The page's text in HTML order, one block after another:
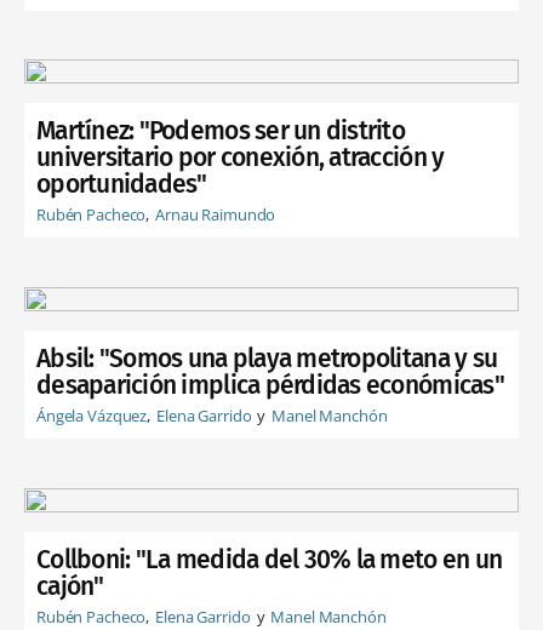
Martínez: "Podemos ser un distrito
universitario por conexión, atracción y
oportunidades"
Rubén Pacheco Arnau Raimundo
Absil: "Somos una playa metropolitana y su
desaparición implica pérdidas económicas"
Ángela Vázquez Elena Garrido Manel Manchón
Collboni: "La medida del 30% la meto en un
cajón"
Rubén Pacheco Elena Garrido Manel Manchón